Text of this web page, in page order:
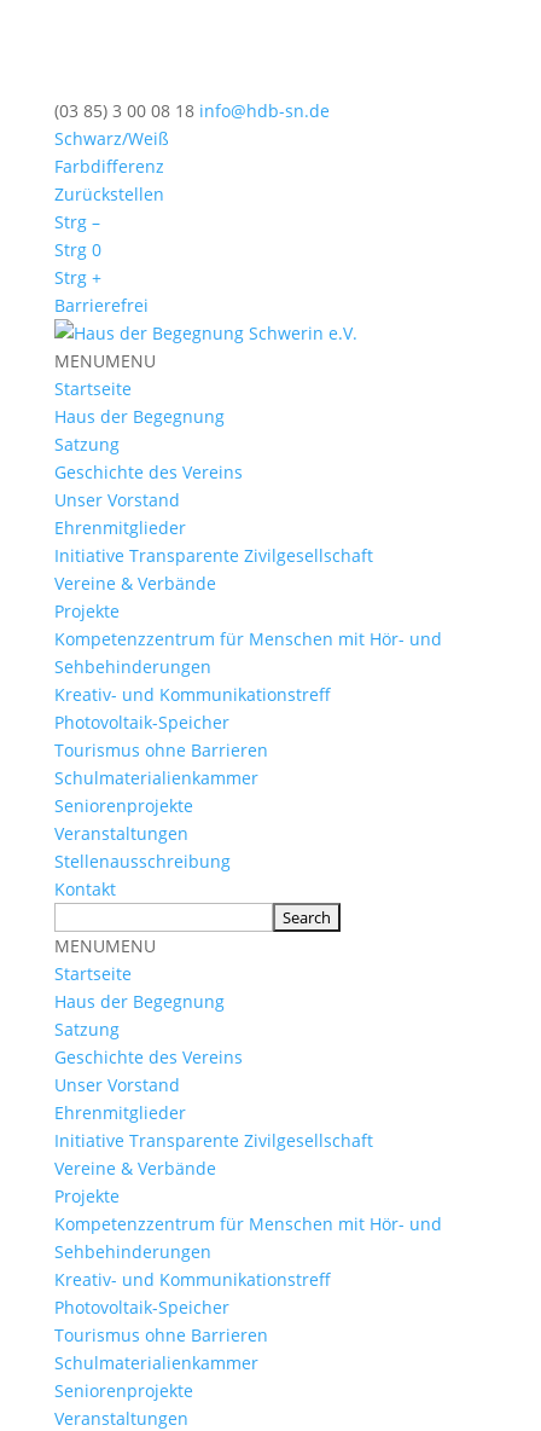
(03 85) 3 00 08 18 info@hdb-sn.de
Schwarz/Weiß
Farbdifferenz
Zurückstellen
Strg –
Strg 0
Strg +
Barrierefrei
MENUMENU
Startseite
Haus der Begegnung
Satzung
Geschichte des Vereins
Unser Vorstand
Ehrenmitglieder
Initiative Transparente Zivilgesellschaft
Vereine & Verbände
Projekte
Kompetenzzentrum für Menschen mit Hör- und
Sehbehinderungen
Kreativ- und Kommunikationstreff
Photovoltaik-Speicher
Tourismus ohne Barrieren
Schulmaterialienkammer
Seniorenprojekte
Veranstaltungen
Stellenausschreibung
Kontakt
MENUMENU
Startseite
Haus der Begegnung
Satzung
Geschichte des Vereins
Unser Vorstand
Ehrenmitglieder
Initiative Transparente Zivilgesellschaft
Vereine & Verbände
Projekte
Kompetenzzentrum für Menschen mit Hör- und
Sehbehinderungen
Kreativ- und Kommunikationstreff
Photovoltaik-Speicher
Tourismus ohne Barrieren
Schulmaterialienkammer
Seniorenprojekte
Veranstaltungen